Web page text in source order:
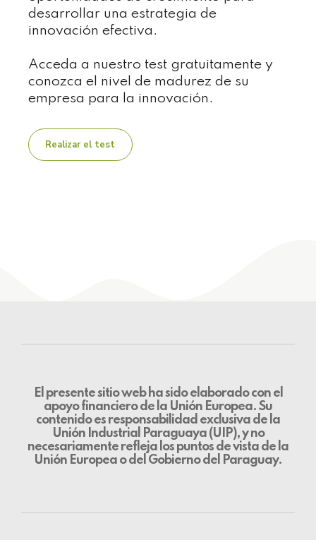
desarrollar una estrategia de
innovación efectiva.
Acceda a nuestro test gratuitamente y
conozca el nivel de madurez de su
empresa para la innovación.
Realizar el test
El presente sitio web ha sido elaborado con el
apoyo financiero de la Unión Europea. Su
contenido es responsabilidad exclusiva de la
Unión Industrial Paraguaya (UIP), y no
necesariamente refleja los puntos de vista de la
Unión Europea o del Gobierno del Paraguay.